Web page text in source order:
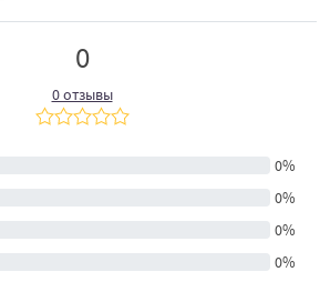
0
0 отзывы
0%
0%
0%
0%